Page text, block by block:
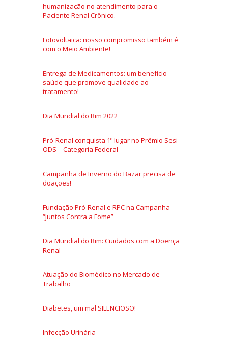
humanização no atendimento para o
Paciente Renal Crônico.
Fotovoltaica: nosso compromisso também é
com o Meio Ambiente!
Entrega de Medicamentos: um benefício
saúde que promove qualidade ao
tratamento!
Dia Mundial do Rim 2022
Pró-Renal conquista 1º lugar no Prêmio Sesi
ODS – Categoria Federal
Campanha de Inverno do Bazar precisa de
doações!
Fundação Pró-Renal e RPC na Campanha
“Juntos Contra a Fome”
Dia Mundial do Rim: Cuidados com a Doença
Renal
Atuação do Biomédico no Mercado de
Trabalho
Diabetes, um mal SILENCIOSO!
Infecção Urinária